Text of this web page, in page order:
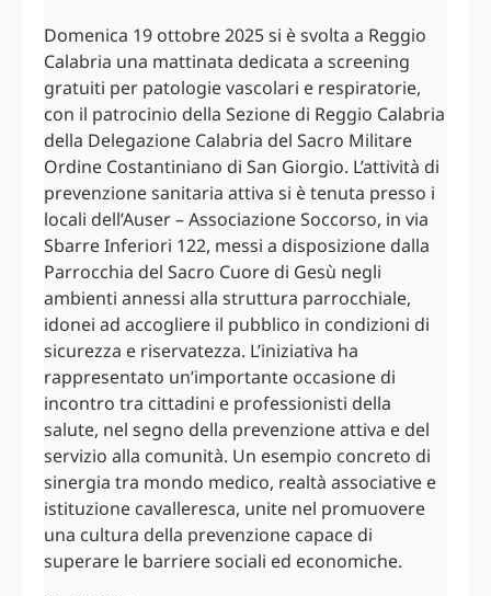
Domenica 19 ottobre 2025 si è svolta a Reggio
Calabria una mattinata dedicata a screening
gratuiti per patologie vascolari e respiratorie,
con il patrocinio della Sezione di Reggio Calabria
della Delegazione Calabria del Sacro Militare
Ordine Costantiniano di San Giorgio. L’attività di
prevenzione sanitaria attiva si è tenuta presso i
locali dell’Auser – Associazione Soccorso, in via
Sbarre Inferiori 122, messi a disposizione dalla
Parrocchia del Sacro Cuore di Gesù negli
ambienti annessi alla struttura parrocchiale,
idonei ad accogliere il pubblico in condizioni di
sicurezza e riservatezza. L’iniziativa ha
rappresentato un’importante occasione di
incontro tra cittadini e professionisti della
salute, nel segno della prevenzione attiva e del
servizio alla comunità. Un esempio concreto di
sinergia tra mondo medico, realtà associative e
istituzione cavalleresca, unite nel promuovere
una cultura della prevenzione capace di
superare le barriere sociali ed economiche.